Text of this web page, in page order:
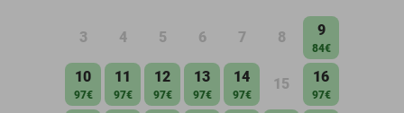
3 4 5 6 7 8 9
84€
10
97€
11
97€
12
97€
13
97€
14
97€
15 16
97€